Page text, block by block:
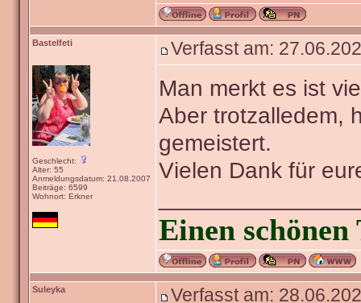
Bastelfeti
Geschlecht:
Alter: 55
Anmeldungsdatum: 21.08.2007
Beiträge: 6599
Wohnort: Erkner
Verfasst am:
Man merkt es ist
Aber trotzalledem,
gemeistert.
Vielen Dank für
Einen
Suleyka Verfasst am: